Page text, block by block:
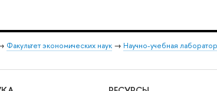
Факультет экономических наук → Научно-учебная